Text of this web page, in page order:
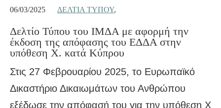
06/03/2025 ΔΕΛΤΊΑ ΤΎΠΟΥ,
Δελτίο Τύπου του ΙΜΔΑ με αφορμή την
έκδοση της απόφασης του ΕΔΔΑ στην
υπόθεση X. κατά Κύπρου
Στις 27 Φεβρουαρίου 2025, το Ευρωπαϊκό
Δικαστήριο Δικαιωμάτων του Ανθρώπου
εξέδωσε την απόφασή του για την υπόθεση Χ